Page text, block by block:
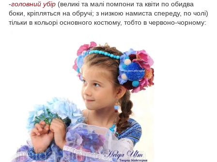
-головний убір (великі та малі помпони та квіти по обидва
боки, кріпляться на обручі; з низкою намиста спереду, по чолі)
тільки в кольорі основного костюму, тобто в червоно-чорному: